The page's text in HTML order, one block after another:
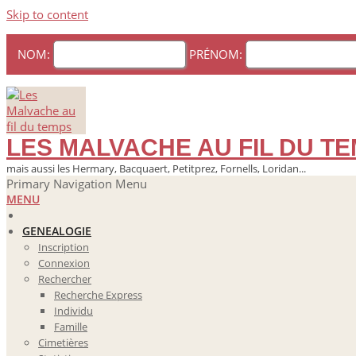
Skip to content
NOM: PRÉNOM:
LES MALVACHE AU FIL DU
mais aussi les Hermary, Bacquaert, Petitprez, Fornells, Loridan...
Primary Navigation Menu
MENU
GENEALOGIE
Inscription
Connexion
Rechercher
Recherche Express
Individu
Famille
Cimetières